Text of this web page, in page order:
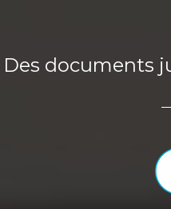
Des documents